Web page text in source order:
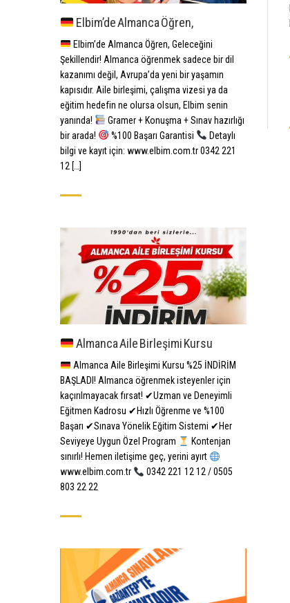
Elbim’de Almanca Öğren,
Elbim’de Almanca Öğren, Geleceğini
Şekillendir! Almanca öğrenmek sadece bir dil
kazanımı değil, Avrupa’da yeni bir yaşamın
kapısıdır. Aile birleşimi, çalışma vizesi ya da
eğitim hedefin ne olursa olsun, Elbim senin
yanında!
Gramer + Konuşma + Sınav hazırlığı
bir arada!
%100 Başarı Garantisi
Detaylı
bilgi ve kayıt için: www.elbim.com.tr 0342 221
12 […]
Almanca Aile Birleşimi Kursu
Almanca Aile Birleşimi Kursu %25 İNDİRİM
BAŞLADI! Almanca öğrenmek isteyenler için
kaçırılmayacak fırsat! ✔Uzman ve Deneyimli
Eğitmen Kadrosu ✔Hızlı Öğrenme ve %100
Başarı ✔Sınava Yönelik Eğitim Sistemi ✔Her
Seviyeye Uygun Özel Program
Kontenjan
sınırlı! Hemen iletişime geç, yerini ayırt
www.elbim.com.tr
0342 221 12 12 / 0505
803 22 22